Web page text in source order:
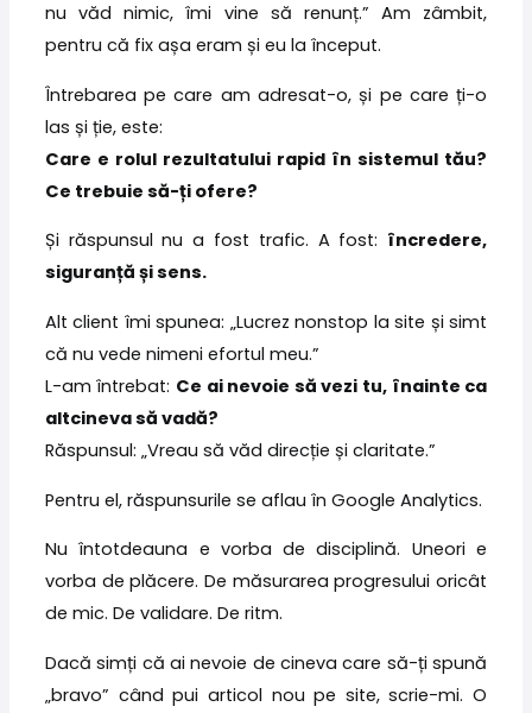
nu văd nimic, îmi vine să renunț.” Am zâmbit,
pentru că fix așa eram și eu la început.
Întrebarea pe care am adresat-o, și pe care ți-o
las și ție, este:
Care e rolul rezultatului rapid în sistemul tău?
Ce trebuie să-ți ofere?
Și răspunsul nu a fost trafic. A fost: încredere,
siguranță și sens.
Alt client îmi spunea: „Lucrez nonstop la site și simt
că nu vede nimeni efortul meu.”
L-am întrebat: Ce ai nevoie să vezi tu, înainte ca
altcineva să vadă?
Răspunsul: „Vreau să văd direcție și claritate.”
Pentru el, răspunsurile se aflau în Google Analytics.
Nu întotdeauna e vorba de disciplină. Uneori e
vorba de plăcere. De măsurarea progresului oricât
de mic. De validare. De ritm.
Dacă simți că ai nevoie de cineva care să-ți spună
„bravo” când pui articol nou pe site, scrie-mi. O